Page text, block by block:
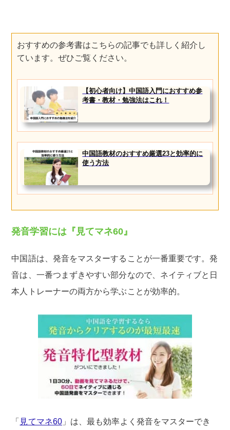
おすすめの参考書はこちらの記事でも詳しく紹介し
ています。ぜひご覧ください。
【初心者向け】中国語入門におすすめ参
考書・教材・勉強法はこれ！
中国語教材のおすすめ厳選23と効率的に
使う方法
発音学習には『見てマネ60』
中国語は、発音をマスターすることが一番重要です。発
音は、一番つまずきやすい部分なので、ネイティブと日
本人トレーナーの両方から学ぶことが効率的。
「 見てマネ60」は、最も効率よく発音をマスターでき